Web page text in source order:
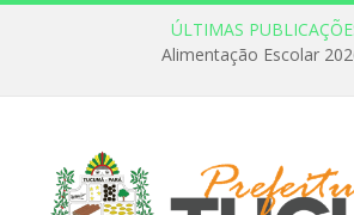
ÚLTIMAS
Alimentação Escolar